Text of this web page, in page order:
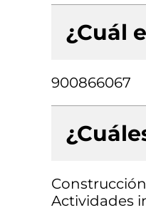
¿Cuál
900866067
Actividades